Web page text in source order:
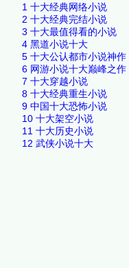
1 十大经典网络小说
2 十大经典完结小说
3 十大最值得看的小说
4 黑道小说十大
5 十大公认都市小说神作
6 网游小说十大巅峰之作
7 十大穿越小说
8 十大经典重生小说
9 中国十大恐怖小说
10 十大架空小说
11 十大历史小说
12 武侠小说十大